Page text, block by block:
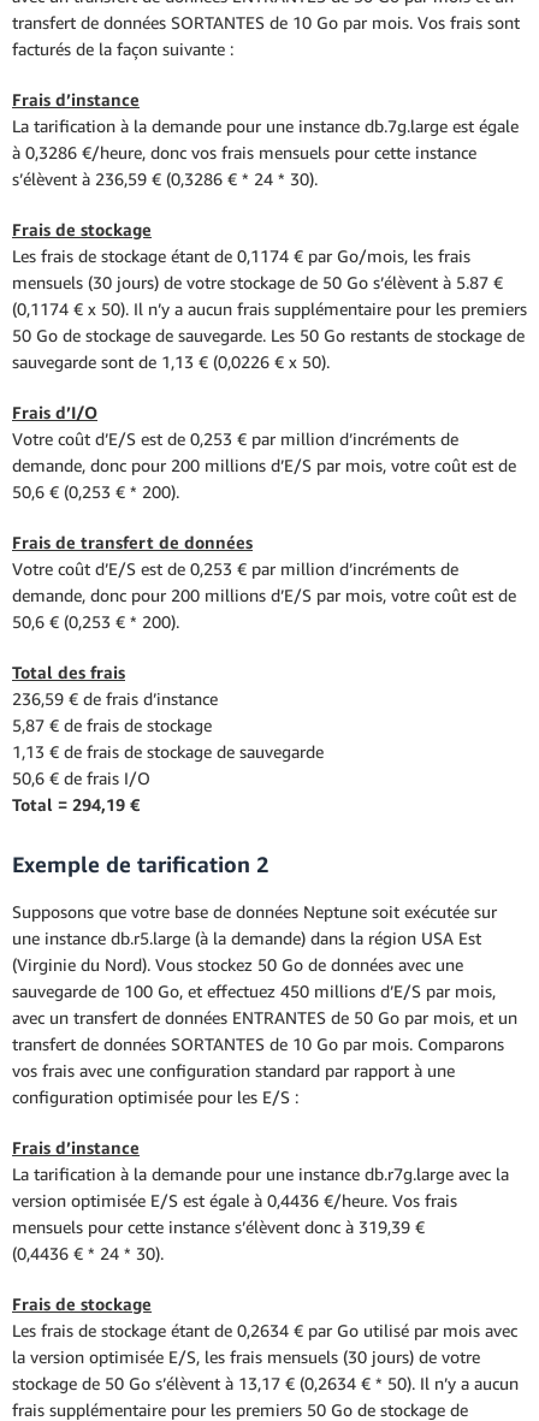
transfert de données SORTANTES de 10 Go par mois. Vos frais sont
facturés de la façon suivante :
Frais d’instance
La tarification à la demande pour une instance db.7g.large est égale
à 0,3286 €/heure, donc vos frais mensuels pour cette instance
s’élèvent à 236,59 € (0,3286 € * 24 * 30).
Frais de stockage
Les frais de stockage étant de 0,1174 € par Go/mois, les frais
mensuels (30 jours) de votre stockage de 50 Go s’élèvent à 5.87 €
(0,1174 € x 50). Il n’y a aucun frais supplémentaire pour les premiers
50 Go de stockage de sauvegarde. Les 50 Go restants de stockage de
sauvegarde sont de 1,13 € (0,0226 € x 50).
Frais d’I/O
Votre coût d’E/S est de 0,253 € par million d’incréments de
demande, donc pour 200 millions d’E/S par mois, votre coût est de
50,6 € (0,253 € * 200).
Frais de transfert de données
Votre coût d’E/S est de 0,253 € par million d’incréments de
demande, donc pour 200 millions d’E/S par mois, votre coût est de
50,6 € (0,253 € * 200).
Total des frais
236,59 € de frais d’instance
5,87 € de frais de stockage
1,13 € de frais de stockage de sauvegarde
50,6 € de frais I/O
Total = 294,19 €
Exemple de tarification 2
Supposons que votre base de données Neptune soit exécutée sur
une instance db.r5.large (à la demande) dans la région USA Est
(Virginie du Nord). Vous stockez 50 Go de données avec une
sauvegarde de 100 Go, et effectuez 450 millions d’E/S par mois,
avec un transfert de données ENTRANTES de 50 Go par mois, et un
transfert de données SORTANTES de 10 Go par mois. Comparons
vos frais avec une configuration standard par rapport à une
configuration optimisée pour les E/S :
Frais d’instance
La tarification à la demande pour une instance db.r7g.large avec la
version optimisée E/S est égale à 0,4436 €/heure. Vos frais
mensuels pour cette instance s’élèvent donc à 319,39 €
(0,4436 € * 24 * 30).
Frais de stockage
Les frais de stockage étant de 0,2634 € par Go utilisé par mois avec
la version optimisée E/S, les frais mensuels (30 jours) de votre
stockage de 50 Go s’élèvent à 13,17 € (0,2634 € * 50). Il n’y a aucun
frais supplémentaire pour les premiers 50 Go de stockage de